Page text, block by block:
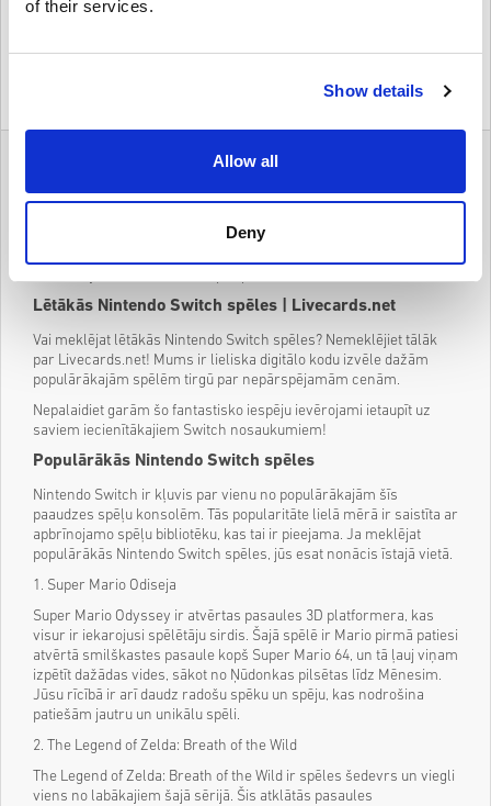
of their services.
Show details
Allow all
Deny
3 4
Livecards.net
Lielisks piedāvājums Nintendo Switch spēlēs? Apskatiet vietni
Lētākās Nintendo Switch spēles | Livecards.net
Vai meklējat lētākās Nintendo Switch spēles? Nemeklējiet tālāk
par Livecards.net! Mums ir lieliska digitālo kodu izvēle dažām
populārākajām spēlēm tirgū par nepārspējamām cenām.
Nepalaidiet garām šo fantastisko iespēju ievērojami ietaupīt uz
saviem iecienītākajiem Switch nosaukumiem!
Populārākās Nintendo Switch spēles
Nintendo Switch ir kļuvis par vienu no populārākajām šīs
paaudzes spēļu konsolēm. Tās popularitāte lielā mērā ir saistīta ar
apbrīnojamo spēļu bibliotēku, kas tai ir pieejama. Ja meklējat
populārākās Nintendo Switch spēles, jūs esat nonācis īstajā vietā.
1. Super Mario Odiseja
Super Mario Odyssey ir atvērtas pasaules 3D platformera, kas
visur ir iekarojusi spēlētāju sirdis. Šajā spēlē ir Mario pirmā patiesi
atvērtā smilškastes pasaule kopš Super Mario 64, un tā ļauj viņam
izpētīt dažādas vides, sākot no Ņūdonkas pilsētas līdz Mēnesim.
Jūsu rīcībā ir arī daudz radošu spēku un spēju, kas nodrošina
patiešām jautru un unikālu spēli.
2. The Legend of Zelda: Breath of the Wild
The Legend of Zelda: Breath of the Wild ir spēles šedevrs un viegli
viens no labākajiem šajā sērijā. Šis atklātās pasaules